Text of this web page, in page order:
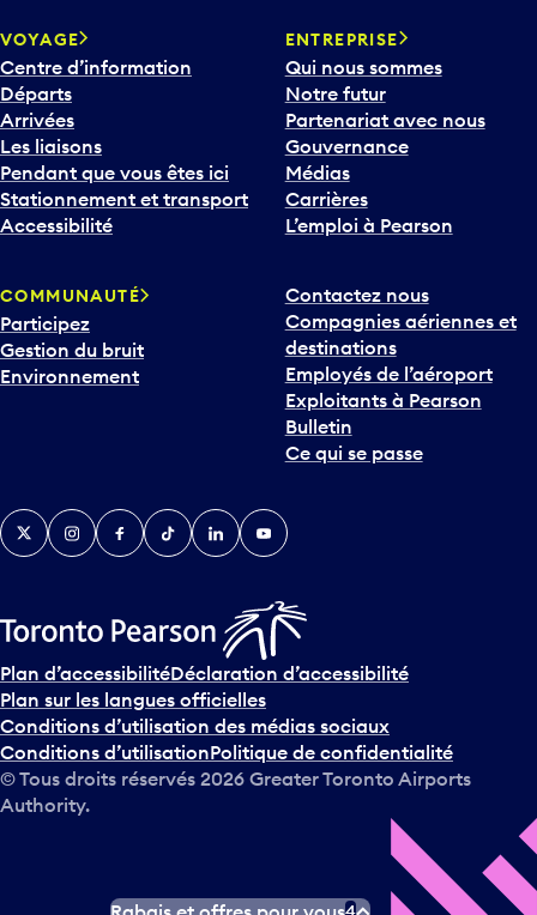
VOYAGE
Centre d’information
Départs
Arrivées
Les liaisons
Pendant que vous êtes ici
Stationnement et transport
Accessibilité
ENTREPRISE
Qui nous sommes
Notre futur
Partenariat avec nous
Gouvernance
Médias
Carrières
L’emploi à Pearson
COMMUNAUTÉ
Participez
Gestion du bruit
Environnement
Contactez nous
Compagnies aériennes et
destinations
Employés de l’aéroport
Exploitants à Pearson
Bulletin
Ce qui se passe
TwitterInstagramFacebook
TikTokLinkedInYouTube
Plan d’accessibilitéDéclaration d’accessibilité
Plan sur les langues officielles
Conditions d’utilisation des médias sociaux
Conditions d’utilisationPolitique de confidentialité
© Tous droits réservés 2026 Greater Toronto Airports
Authority.